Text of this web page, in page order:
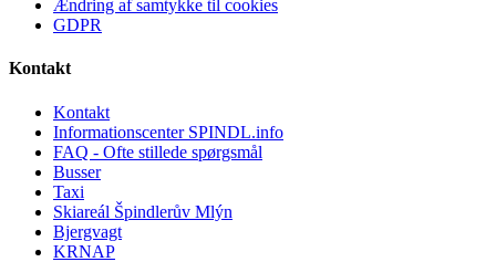
Ændring af samtykke til cookies
GDPR
Kontakt
Kontakt
Informationscenter SPINDL.info
FAQ - Ofte stillede spørgsmål
Busser
Taxi
Skiareál Špindlerův Mlýn
Bjergvagt
KRNAP